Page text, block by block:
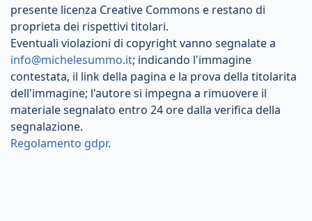
presente licenza Creative Commons e restano di
proprieta dei rispettivi titolari.
Eventuali violazioni di copyright vanno segnalate a
info@michelesummo.it; indicando l'immagine
contestata, il link della pagina e la prova della titolarita
dell'immagine; l'autore si impegna a rimuovere il
materiale segnalato entro 24 ore dalla verifica della
segnalazione.
Regolamento gdpr.